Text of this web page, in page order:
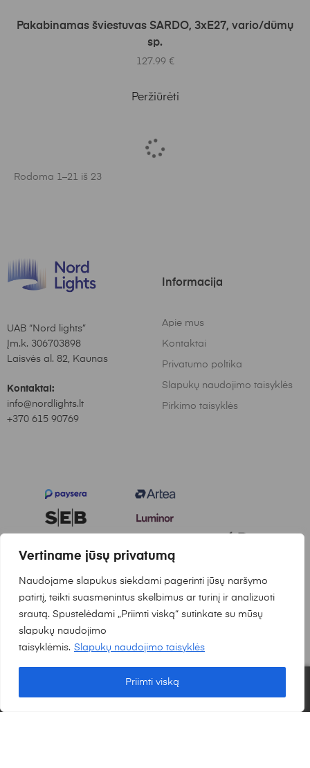
Vertiname jūsų privatumą
Naudojame slapukus siekdami pagerinti jūsų naršymo
patirtį, teikti suasmenintus skelbimus ar turinį ir analizuoti
srautą. Spustelėdami „Priimti viską“ sutinkate su mūsų
slapukų naudojimo
taisyklėmis. Slapukų naudojimo taisyklės
Priimti viską
Į KREPŠELĮ
Pakabinamas šviestuvas SARDO, 3xE27, vario/dūmų
sp.
127.99 €
Peržiūrėti
Rodoma 1–21 iš 23
UAB “Nord lights”
Įm.k. 306703898
Laisvės al. 82, Kaunas
Kontaktai:
info@nordlights.lt
+370 615 90769
Informacija
Apie mus
Kontaktai
Privatumo poltika
Slapukų naudojimo taisyklės
Pirkimo taisyklės
© 2025Nordlights.ltVisos teisės saugomos. Sukurta:
Waymakers.lt